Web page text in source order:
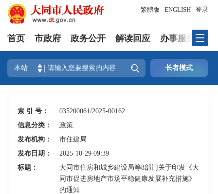
登录
繁體版 ENGLISH
首页 市政府 政务公开 解读回应 办事服务
本站  长者模式
索 引 号：
035200061/2025-00162
信息分类：
政策
发布机构：
市住建局
发布日期：
2025-10-29 09:39
标题：
大同市住房和城乡建设局等8部门关于印发《大
同市促进房地产市场平稳健康发展补充措施》
的通知